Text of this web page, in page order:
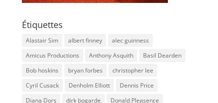
Étiquettes
Alastair Sim albert finney
alec guinness
Amicus Productions
Anthony Asquith
Basil Dearden
Bob hoskins
bryan forbes
christopher lee
Cyril Cusack
Denholm Elliott
Dennis Price
Diana Dors
dirk bogarde
Donald Pleasence